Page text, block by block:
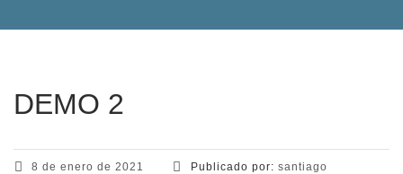
DEMO 2
8 de enero de 2021 Publicado por: santiago